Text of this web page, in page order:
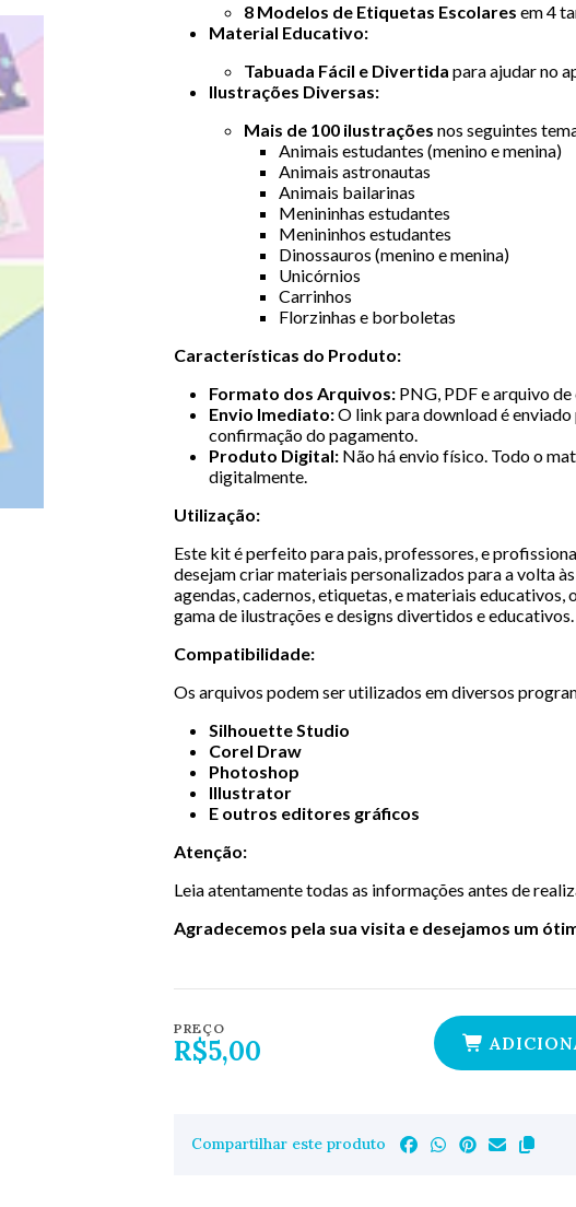
8 Modelos de Etiquetas Escolares em 4
Material Educativo:
Tabuada Fácil e Divertida para ajudar no
Ilustrações Diversas:
Mais de 100 ilustrações nos seguintes
Animais estudantes (menino e menina)
Animais astronautas
Animais bailarinas
Menininhas estudantes
Menininhos estudantes
Dinossauros (menino e menina)
Unicórnios
Carrinhos
Florzinhas e borboletas
Características do Produto:
Formato dos Arquivos: PNG, PDF e arquivo
Envio Imediato:O link para download é
confirmação do pagamento.
Produto Digital: Não há envio físico. Todo o
digitalmente.
Utilização:
Este kit é perfeito para pais, professores, e
desejam criar materiais personalizados para a volta às
agendas, cadernos, etiquetas, e materiais educativos,
gama de ilustrações e designs divertidos e educativos.
Compatibilidade:
Os arquivos podem ser utilizados em diversos
Silhouette Studio
Corel Draw
Photoshop
Illustrator
E outros editores gráficos
Atenção:
Leia atentamente todas as informações antes de
Agradecemos pela sua visita e desejamos um
PREÇO
R$5,00
Compartilhar este produto